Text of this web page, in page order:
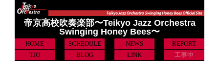
帝京高校吹奏楽部〜Teikyo Jazz Orchestra
Swinging Honey Bees〜
HOME SCHEDULE NEWS
REPORT
TJO
BLOG LINK 工事中